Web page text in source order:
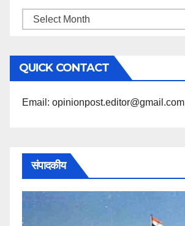
महिने
अनुसार
पढ़ें
QUICK CONTACT
Email: opinionpost.editor@gmail.com
संपादकीय